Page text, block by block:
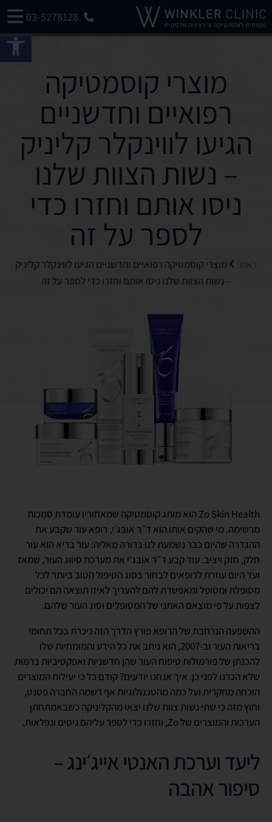
03-5278128
מוצרי קוסמטיקה
רפואיים וחדשניים
הגיעו לווינקלר קליניק
– נשות הצוות שלנו
ניסו אותם וחזרו כדי
לספר על זה
ראשי
מוצרי קוסמטיקה רפואיים וחדשניים הגיעו לווינקלר קליניק
– נשות הצוות שלנו ניסו אותם וחזרו כדי לספר על זה
Zo Skin Health הוא מותג קוסמטיקה שמאחוריו עומדת סמכות
מרשימה. מי שהקים אותו הוא ד״ר אובג׳י, רופא עור שקבע את
ההגדרה שהיום כבר נשמעת לנו ברורה מאליה: עור בריא הוא עור
חלק, חזק ויציב. עוד קבע ד״ר אובג'י את מערכת סיווג העור, שמאז
ועד היום עוזרת לרופאים לבחור בסוג הטיפול הטוב ביותר לכל
מטופלת ומטופל ומאפשרת להם להעריך לאיזו תוצאה הם יכולים
לצפות על פי מוצאם האתני של המטופלים וסוג העור שלהם.
ההשפעה הנרחבת של הרופא פורץ הדרך הזה ניכרת בכל תחומי
בריאות העור וב-2007, הוא ניתב את כל הידע והמומחיות שלו
להכנתן של פורמולות טיפוח העור שהן חדשניות ואפקטיביות ברמות
שלא הכרנו לפני כן. איך אנחנו יודעים? קודם כל כי יעילות המוצרים
הוכחה מחקרית ועל כמה מהטכנולוגיות אף רשמה החברה פטנט,
וחוץ מזה כי שתי נשות צוות שלנו יצאו מהקליניקה כשבאמתחתן
הערכות והמוצרים של Zo, וחזרו כדי לספר עליהם ניסים ונפלאות.
ליעד וערכת האנטי אייג׳ינג –
סיפור אהבה